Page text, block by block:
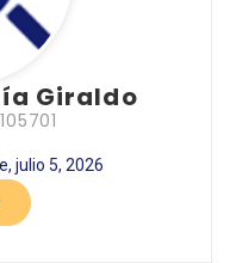
Giraldo
julio 5, 2026